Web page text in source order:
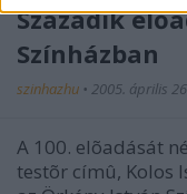
Századik
Színházban
szinhazhu • 2005. április 26.
A 100. elõadását
testõr címû, Kolos